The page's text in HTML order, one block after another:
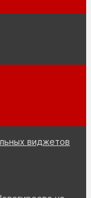
виджетов